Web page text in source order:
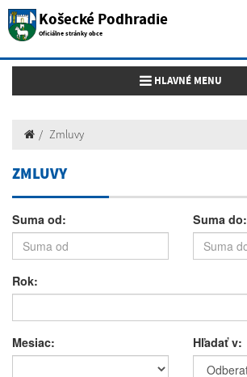
Košecké Podhradie
Oficiálne stránky obce
Toggle navigation
HLAVNÉ MENU
Zmluvy
ZMLUVY
Suma od: Suma do:
Rok:
Mesiac: Hľadať v: